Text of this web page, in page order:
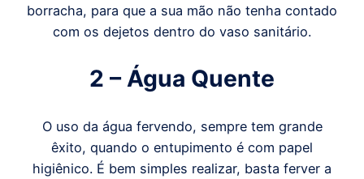
borracha, para que a sua mão não tenha contado
com os dejetos dentro do vaso sanitário.
2 – Água Quente
O uso da água fervendo, sempre tem grande
êxito, quando o entupimento é com papel
higiênico. É bem simples realizar, basta ferver a